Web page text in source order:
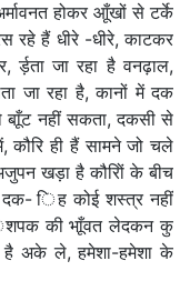
होकर आूँखों से टर्के
रहे हैं धीरे -धीरे, काटकर
जा रहा है वनढ़ाल,
जा रहा है, कानों में दक
बाूँट नहीं सकता, दकसी से
कौरि ही हैं सामने जो चले
खड़ा है कौरिों के बीच
िह कोई शस्त्र नहीं
की भाूँवत लेदकन कु
है अके ले, हमेशा-हमेशा के